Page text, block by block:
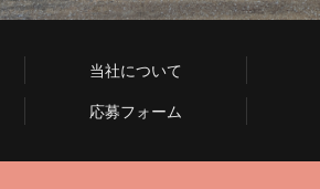
当社について
応募フォーム